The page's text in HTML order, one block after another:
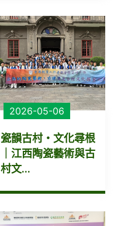
2026-05-06
瓷韻古村・文化尋根
｜江西陶瓷藝術與古
村文...